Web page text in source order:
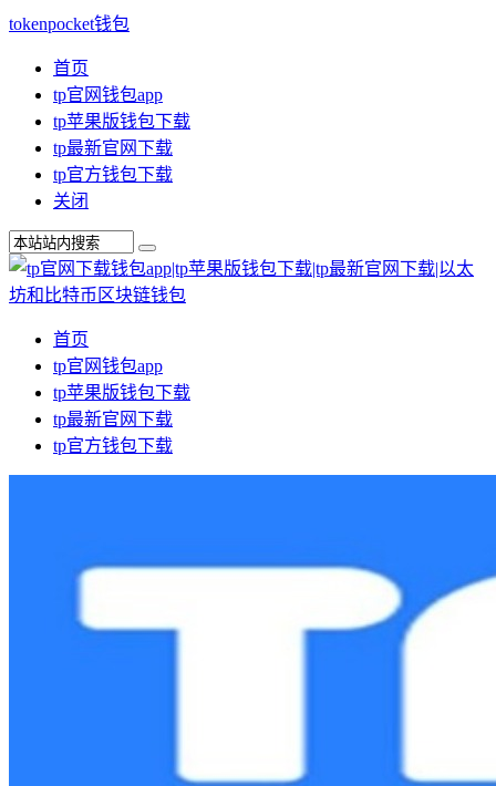
tokenpocket钱包
首页
tp官网钱包app
tp苹果版钱包下载
tp最新官网下载
tp官方钱包下载
关闭
首页
tp官网钱包app
tp苹果版钱包下载
tp最新官网下载
tp官方钱包下载